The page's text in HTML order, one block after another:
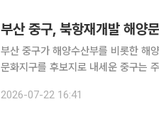
부산 중구, 북항재개발 해양
부산 중구가 해양수산부를 비롯한 해
문화지구를 후보지로 내세운 중구는
2026-07-22 16:41